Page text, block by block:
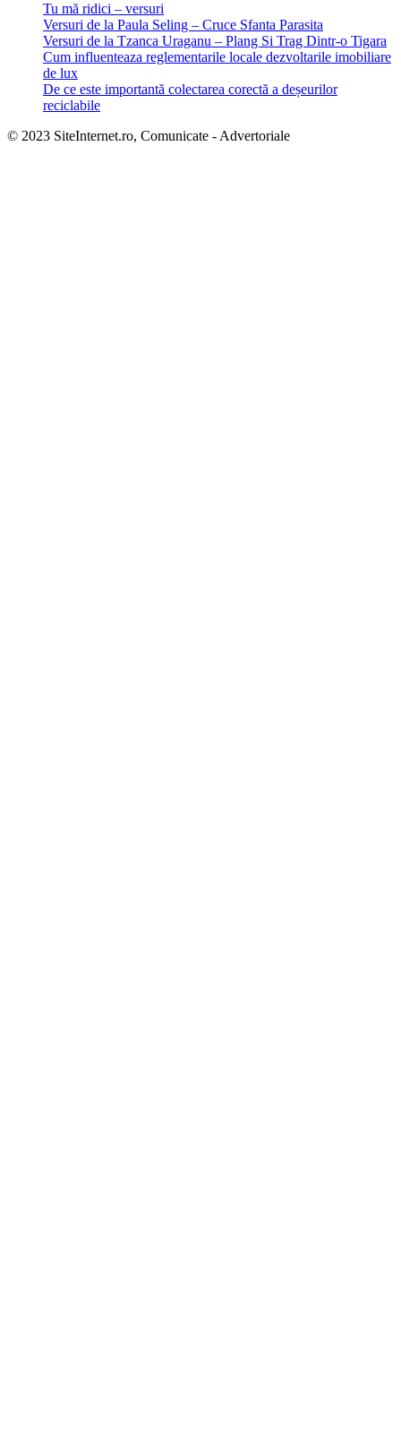
Tu mă ridici – versuri
Versuri de la Paula Seling – Cruce Sfanta Parasita
Versuri de la Tzanca Uraganu – Plang Si Trag Dintr-o Tigara
Cum influenteaza reglementarile locale dezvoltarile imobiliare
de lux
De ce este importantă colectarea corectă a deșeurilor
reciclabile
© 2023 SiteInternet.ro, Comunicate - Advertoriale